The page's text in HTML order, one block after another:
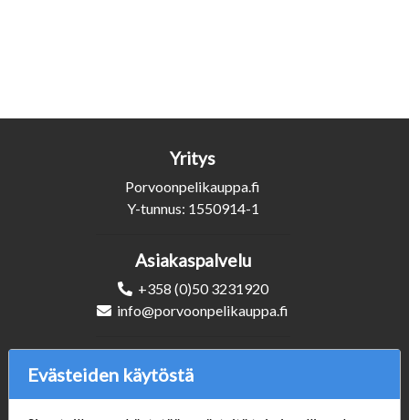
Yritys
Porvoonpelikauppa.fi
Y-tunnus: 1550914-1
Asiakaspalvelu
+358 (0)50 3231920
info@porvoonpelikauppa.fi
Evästeiden käytöstä